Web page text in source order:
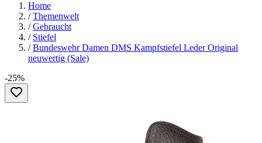
Home
/ Themenwelt
/ Gebraucht
/ Stiefel
/ Bundeswehr Damen DMS Kampfstiefel Leder Original
neuwertig (Sale)
-25%